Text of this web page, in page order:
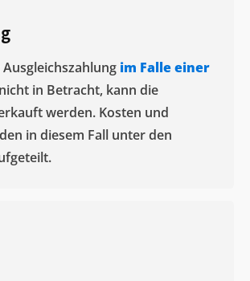
im Falle einer
nicht in Betracht, kann die
werden. Kosten und
in diesem Fall unter den